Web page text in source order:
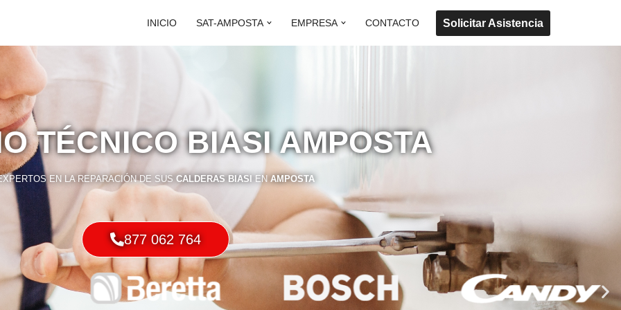
INICIO SAT-AMPOSTA EMPRESA CONTACTO Solicitar Asistencia
TÉCNICO BIASI AMPOSTA
EN LA REPARACIÓN DE SUS CALDERAS BIASI EN AMPOSTA
877 062 764